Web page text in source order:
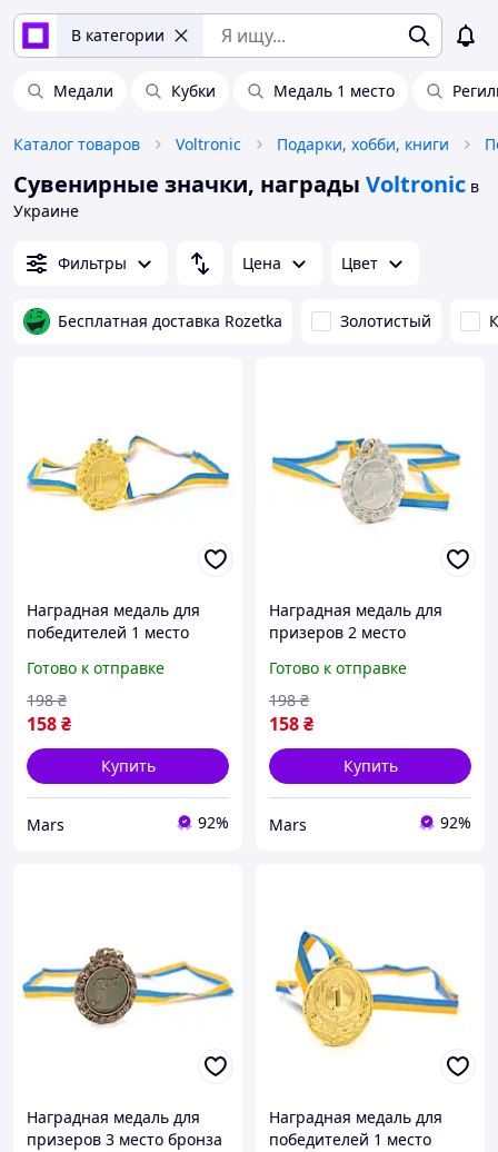
В категории
Медали Кубки Медаль 1 место
Каталог товаров Voltronic Подарки, хобби, книги
Сувенирные значки, награды Voltronic в
Украине
Фильтры Цена Цвет
Бесплатная доставка Rozetka Золотистый
Наградная медаль для
победителей 1 место
конкурсов и мероприятий
диаметр 6,5 см
Готово к отправке
158₴
198 ₴
Купить
Mars 92%
Наградная медаль для
призеров 2 место
соревнований конкурсов
и мероприятий диаметр
6,5 см
Готово к отправке
158₴
198 ₴
Купить
Mars 92%
Наградная медаль для
призеров 3 место бронза
Наградная медаль для
победителей 1 место